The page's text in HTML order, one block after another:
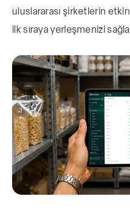
uluslararası şirketlerin
ilk sıraya yerleşmenizi